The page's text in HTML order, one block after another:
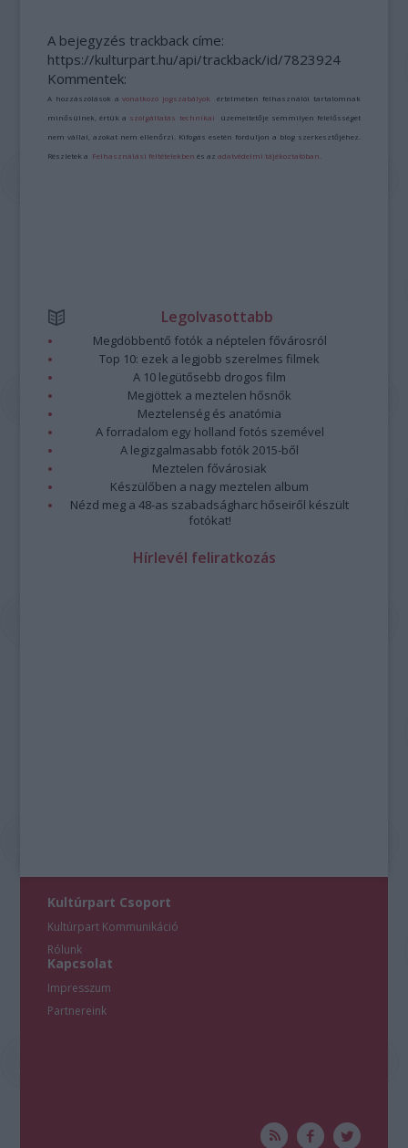
A bejegyzés trackback címe:
https://kulturpart.hu/api/trackback/id/7823924
Kommentek:
A hozzászólások avonatkozó jogszabályok értelmében felhasználói tartalomnak
minősülnek, értük a szolgáltatás technikai üzemeltetője semmilyen felelősséget
nem vállal, azokat nem ellenőrzi. Kifogás esetén forduljon a blog szerkesztőjéhez.
Részletek a Felhasználási feltételekben és azadatvédelmi tájékoztatóban
Legolvasottabb
Megdöbbentő fotók a néptelen fővárosról
Top 10: ezek a legjobb szerelmes filmek
A 10 legütősebb drogos film
Megjöttek a meztelen hősnők
Meztelenség és anatómia
A forradalom egy holland fotós szemével
A legizgalmasabb fotók 2015-ből
Meztelen fővárosiak
Készülőben a nagy meztelen album
Nézd meg a 48-as szabadságharc hőseiről készült
fotókat!
Hírlevél feliratkozás
Kultúrpart Csoport
Kultúrpart Kommunikáció
Rólunk
Kapcsolat
Impresszum
Partnereink